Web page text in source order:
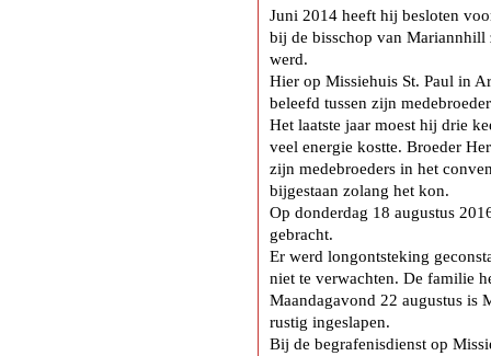
Juni 2014 heeft hij besloten
bij de bisschop van
werd.
Hier op Missiehuis St. Paul in
beleefd tussen zijn
Het laatste jaar moest hij drie
veel energie kostte. Broeder
zijn medebroeders in het
bijgestaan zolang het kon.
Op donderdag 18 augustus
gebracht.
Er werd longontsteking
niet te verwachten. De familie
Maandagavond 22 augustus is
rustig ingeslapen.
Bij de begrafenisdienst op